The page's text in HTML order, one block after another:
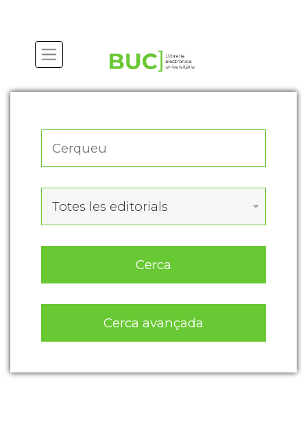
Totes les editorials
Cerca
Cerca avançada